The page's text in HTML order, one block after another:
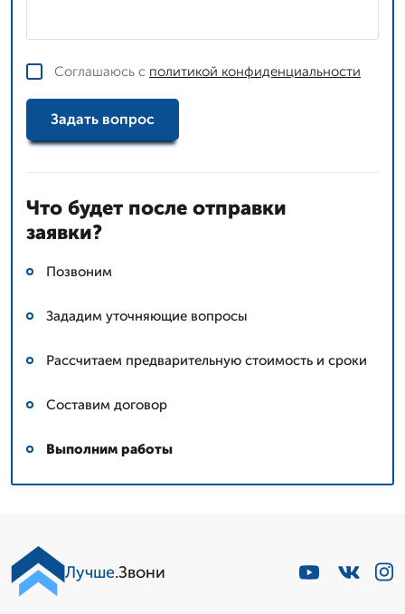
Соглашаюсь с политикой конфиденциальности
Задать вопрос
Что будет после отправки
заявки?
Позвоним
Зададим уточняющие вопросы
Рассчитаем предварительную стоимость и сроки
Составим договор
Выполним работы
Лучше.Звони